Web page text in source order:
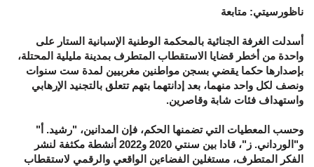
ناظورسيتي: متابعة
أسدلت الغرفة الجنائية بالمحكمة الوطنية الإسبانية الستار على
واحدة من أخطر قضايا الاستقطاب المتطرف بمدينة مليلية المحتلة،
بإصدارها حكما يقضي بسجن مواطنين مغربيين لمدة ست سنوات
ونصف لكل واحد منهما، بعد إدانتهما بتهم تتعلق بالتجنيد الإرهابي
واستهداف فئات شابة وقاصرين.
وحسب المعطيات التي تضمنها الحكم، فإن المدانين، "رشيد. أ"
و"الورداني. ز"، قادا بين سنتي 2020 و2022 أنشطة مكثفة لنشر
الفكر المتطرف، مستغلين الفضاءين الواقعي والرقمي لاستقطاب